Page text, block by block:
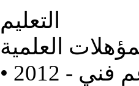
التعليم
العلمية
فني